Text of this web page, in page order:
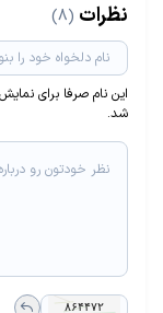
نظرات (8)
این نام صرفا برای
شد.